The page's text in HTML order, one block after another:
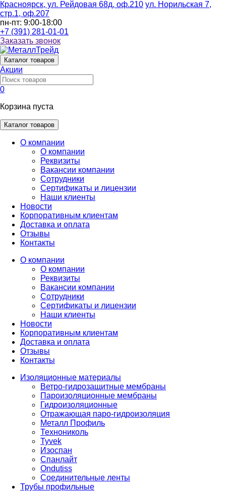
Красноярск, ул. Рейдовая 68д, оф.210 ул. Норильская 7,
стр.1, оф.207
пн-пт: 9:00-18:00
+7 (391) 281-01-01
Заказать звонок
Каталог товаров
Акции
0
Корзина пуста
Каталог товаров
О компании
О компании
Реквизиты
Вакансии компании
Сотрудники
Сертификаты и лицензии
Наши клиенты
Новости
Корпоративным клиентам
Доставка и оплата
Отзывы
Контакты
О компании
О компании
Реквизиты
Вакансии компании
Сотрудники
Сертификаты и лицензии
Наши клиенты
Новости
Корпоративным клиентам
Доставка и оплата
Отзывы
Контакты
Изоляционные материалы
Ветро-гидрозащитные мембраны
Пароизоляционные мембраны
Гидроизоляционные
Отражающая паро-гидроизоляция
Металл Профиль
Технониколь
Tyvek
Изоспан
Спанлайт
Ondutiss
Соединительные ленты
Трубы профильные